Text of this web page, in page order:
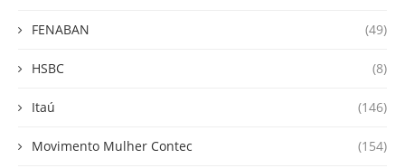
FENABAN (49)
HSBC (8)
Itaú (146)
Movimento Mulher Contec (154)